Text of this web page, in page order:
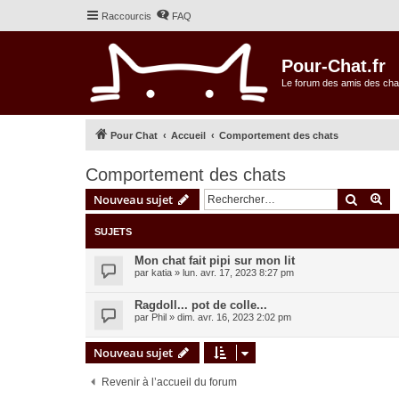
Raccourcis FAQ
Pour-Chat.fr
Le forum des amis des
Pour Chat Accueil Comportement des chats
Comportement des chats
Nouveau sujet
SUJETS
Mon chat fait pipi sur mon lit
par katia » lun. avr. 17, 2023 8:27 pm
Ragdoll... pot de colle...
par Phil » dim. avr. 16, 2023 2:02 pm
Nouveau sujet
Revenir à l’accueil du forum